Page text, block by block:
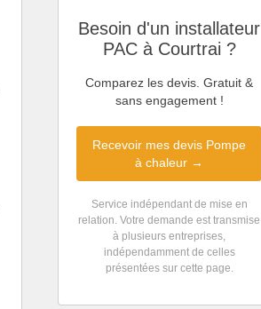
Besoin d'un installateur
PAC à Courtrai ?
Comparez les devis. Gratuit &
sans engagement !
Recevoir mes devis Pompe
à chaleur →
Service indépendant de mise en
relation. Votre demande est transmise
à plusieurs entreprises,
indépendamment de celles
présentées sur cette page.